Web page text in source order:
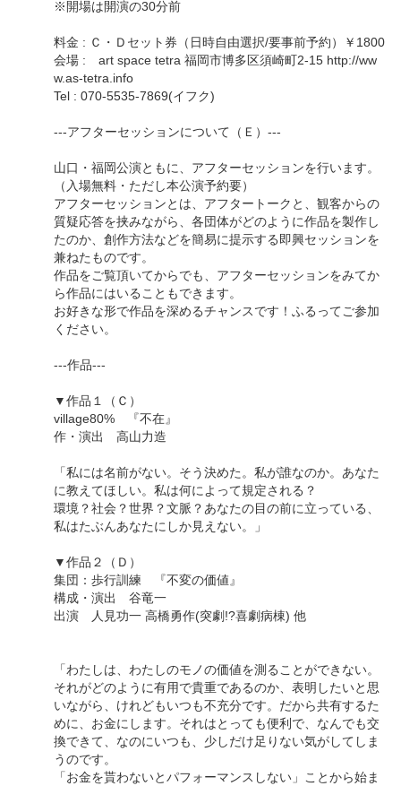
※開場は開演の30分前
料金 : Ｃ・Ｄセット券（日時自由選択/要事前予約）￥1800
会場 : art space tetra 福岡市博多区須崎町2-15 http://ww
w.as-tetra.info
Tel : 070-5535-7869(イフク)
---アフターセッションについて（Ｅ）---
山口・福岡公演ともに、アフターセッションを行います。
（入場無料・ただし本公演予約要）
アフターセッションとは、アフタートークと、観客からの
質疑応答を挟みながら、各団体がどのように作品を製作し
たのか、創作方法などを簡易に提示する即興セッションを
兼ねたものです。
作品をご覧頂いてからでも、アフターセッションをみてか
ら作品にはいることもできます。
お好きな形で作品を深めるチャンスです！ふるってご参加
ください。
---作品---
▼作品１（Ｃ）
village80% 『不在』
作・演出 高山力造
「私には名前がない。そう決めた。私が誰なのか。あなた
に教えてほしい。私は何によって規定される？
環境？社会？世界？文脈？あなたの目の前に立っている、
私はたぶんあなたにしか見えない。」
▼作品２（Ｄ）
集団：歩行訓練 『不変の価値』
構成・演出 谷竜一
出演 人見功一 高橋勇作(突劇!?喜劇病棟) 他
「わたしは、わたしのモノの価値を測ることができない。
それがどのように有用で貴重であるのか、表明したいと思
いながら、けれどもいつも不充分です。だから共有するた
めに、お金にします。それはとっても便利で、なんでも交
換できて、なのにいつも、少しだけ足りない気がしてしま
うのです。
「お金を貰わないとパフォーマンスしない」ことから始ま